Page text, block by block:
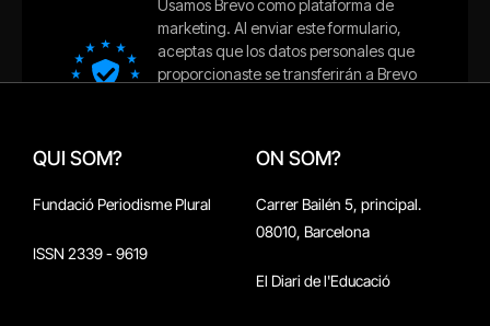
QUI SOM?
Fundació Periodisme Plural
ISSN 2339 - 9619
ON SOM?
Carrer Bailén 5, principal.
08010, Barcelona
El Diari de l'Educació